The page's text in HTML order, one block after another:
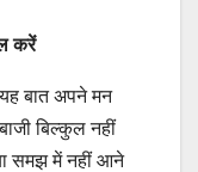
करें
बात अपने मन
बिल्कुल नहीं
समझ में नहीं आने